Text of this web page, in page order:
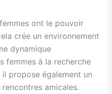
ont le pouvoir
crée un environnement
dynamique
femmes à la recherche
propose également un
amicales.